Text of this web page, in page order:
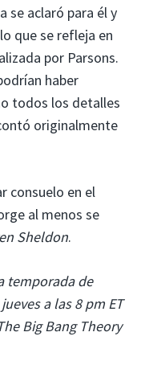
se aclaró para él y
que se refleja en
por Parsons.
haber
todos los detalles
originalmente
consuelo en el
al menos se
Sheldon.
temporada de
a las 8 pm ET
Big Bang Theory